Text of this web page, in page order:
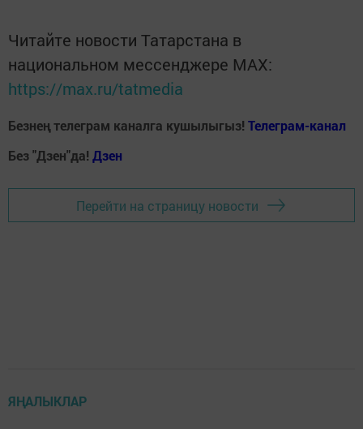
Читайте новости Татарстана в
национальном мессенджере MАХ:
https://max.ru/tatmedia
Безнең телеграм каналга кушылыгыз! Телеграм-канал
Без "Дзен"да! Дзен
Перейти на страницу новости
ЯҢАЛЫКЛАР